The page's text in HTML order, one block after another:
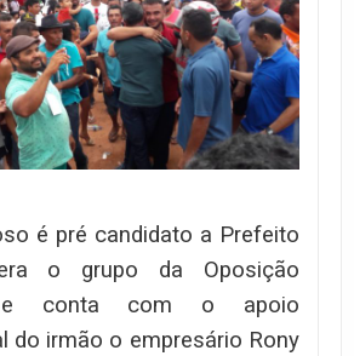
é pré candidato a Prefeito
o grupo da Oposição
e conta com o apoio
do irmão o empresário Rony